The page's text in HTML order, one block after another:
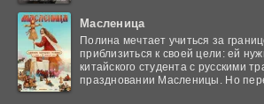
Масленица
Полина мечтает учиться за
приблизиться к своей цели: ей
китайского студента с русскими
праздновании Масленицы. Но